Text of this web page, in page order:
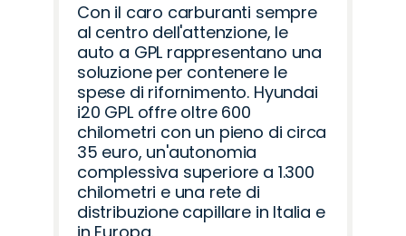
Con il caro carburanti sempre
al centro dell'attenzione, le
auto a GPL rappresentano una
soluzione per contenere le
spese di rifornimento. Hyundai
i20 GPL offre oltre 600
chilometri con un pieno di circa
35 euro, un'autonomia
complessiva superiore a 1.300
chilometri e una rete di
distribuzione capillare in Italia e